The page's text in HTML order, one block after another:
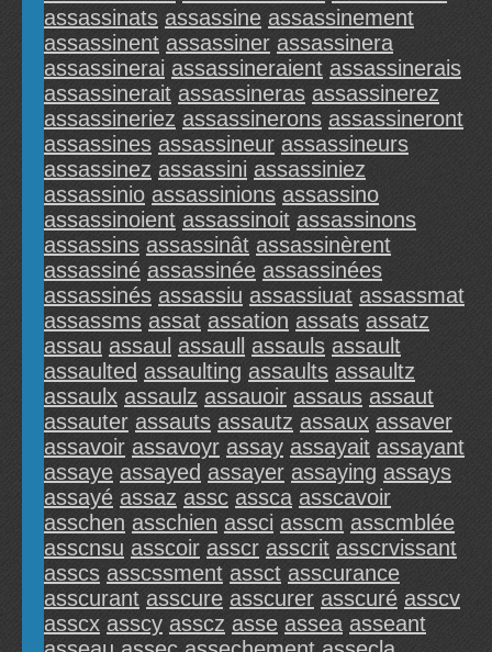
assassinats assassine assassinement
assassinent assassiner assassinera
assassinerai assassineraient assassinerais
assassinerait assassineras assassinerez
assassineriez assassinerons assassineront
assassines assassineur assassineurs
assassinez assassini assassiniez
assassinio assassinions assassino
assassinoient assassinoit assassinons
assassins assassinât assassinèrent
assassiné assassinée assassinées
assassinés assassiu assassiuat assassmat
assassms assat assation assats assatz
assau assaul assaull assauls assault
assaulted assaulting assaults assaultz
assaulx assaulz assauoir assaus assaut
assauter assauts assautz assaux assaver
assavoir assavoyr assay assayait assayant
assaye assayed assayer assaying assays
assayé assaz assc assca asscavoir
asschen asschien assci asscm asscmblée
asscnsu asscoir asscr asscrit asscrvissant
asscs asscssment assct asscurance
asscurant asscure asscurer asscuré asscv
asscx asscy asscz asse assea asseant